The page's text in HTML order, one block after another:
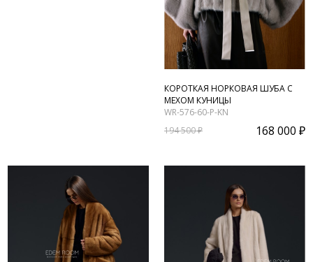
КОРОТКАЯ НОРКОВАЯ ШУБА С
МЕХОМ КУНИЦЫ
WR-576-60-P-KN
194 500 ₽
168 000 ₽